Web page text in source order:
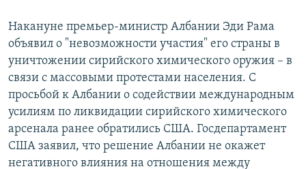
Накануне премьер-министр Албании Эди Рама
объявил о "невозможности участия" его страны в
уничтожении сирийского химического оружия – в
связи с массовыми протестами населения. С
просьбой к Албании о содействии международным
усилиям по ликвидации сирийского химического
арсенала ранее обратились США. Госдепартамент
США заявил, что решение Албании не окажет
негативного влияния на отношения между